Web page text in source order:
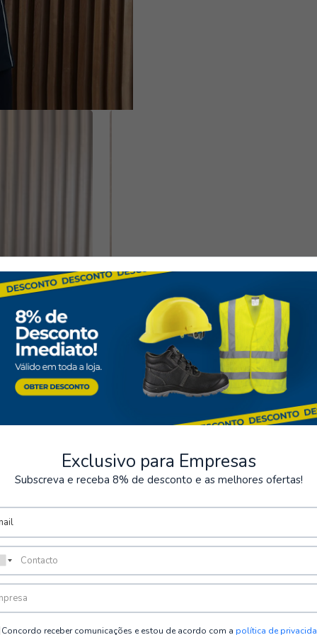
de varios métodos de pago
Posibilidad de recoger el
Exclusivo para Empresas
Subscreva e receba 8% de desconto e as melhores ofertas!
Concordo receber comunicações e estou de acordo com a política de